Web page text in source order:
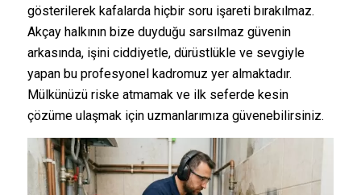
gösterilerek kafalarda hiçbir soru işareti bırakılmaz.
Akçay halkının bize duyduğu sarsılmaz güvenin
arkasında, işini ciddiyetle, dürüstlükle ve sevgiyle
yapan bu profesyonel kadromuz yer almaktadır.
Mülkünüzü riske atmamak ve ilk seferde kesin
çözüme ulaşmak için uzmanlarımıza güvenebilirsiniz.